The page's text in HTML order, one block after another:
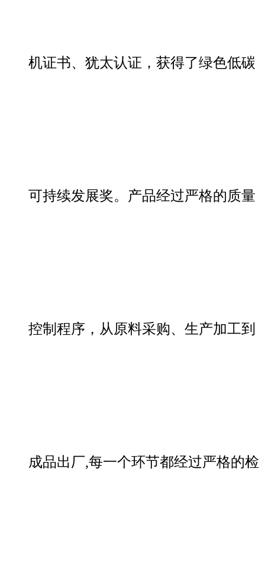
机证书、犹太认证，获得了绿色低碳
可持续发展奖。产品经过严格的质量
控制程序，从原料采购、生产加工到
成品出厂,每一个环节都经过严格的检